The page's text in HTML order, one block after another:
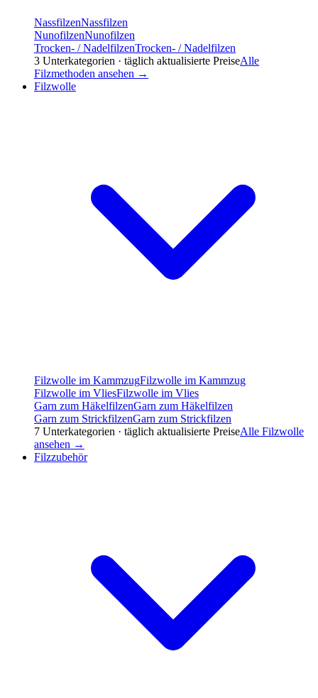
NassfilzenNassfilzen
NunofilzenNunofilzen
Trocken- / NadelfilzenTrocken- / Nadelfilzen
3 Unterkategorien · täglich aktualisierte PreiseAlle
Filzmethoden ansehen →
Filzwolle
Filzwolle im KammzugFilzwolle im Kammzug
Filzwolle im VliesFilzwolle im Vlies
Garn zum HäkelfilzenGarn zum Häkelfilzen
Garn zum StrickfilzenGarn zum Strickfilzen
7 Unterkategorien · täglich aktualisierte PreiseAlle Filzwolle
ansehen →
Filzzubehör